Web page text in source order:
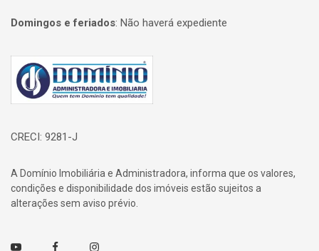
Domingos e feriados: Não haverá expediente
Página inicial
CRECI: 9281-J
A Domínio Imobiliária e Administradora, informa que os valores,
condições e disponibilidade dos imóveis estão sujeitos a
alterações sem aviso prévio.
Youtube FacebookInstagram